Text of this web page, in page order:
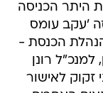
הכנסת -
למנכ"ל רונן
זקוק לאישור
האחרים
המוחץ: